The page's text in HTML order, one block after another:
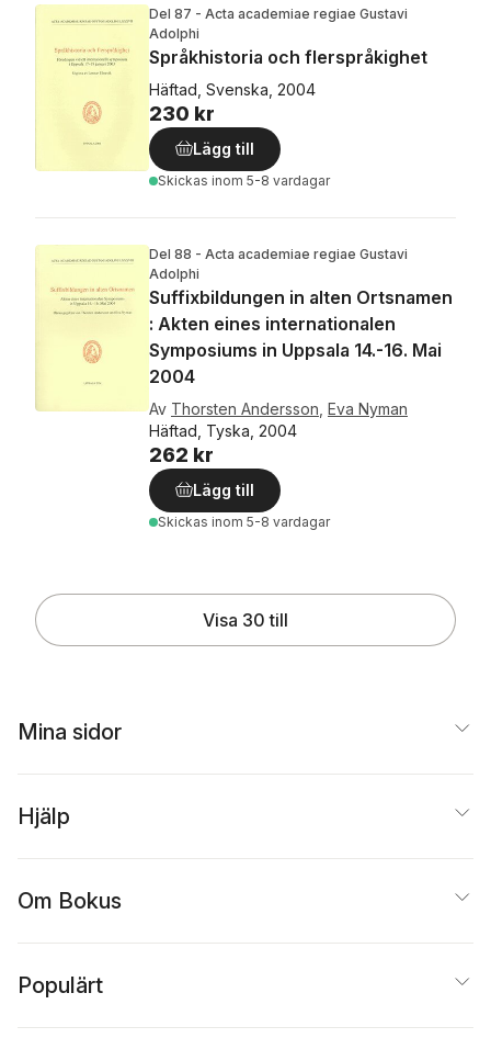
Del 87 - Acta academiae regiae Gustavi
Adolphi
Språkhistoria och flerspråkighet
Häftad, Svenska, 2004
230 kr
Lägg till
Skickas inom 5-8 vardagar
Del 88 - Acta academiae regiae Gustavi
Adolphi
Suffixbildungen in alten Ortsnamen
: Akten eines internationalen
Symposiums in Uppsala 14.-16. Mai
2004
Av Thorsten Andersson Eva Nyman
Häftad, Tyska, 2004
262 kr
Lägg till
Skickas inom 5-8 vardagar
Visa 30 till
Mina sidor
Hjälp
Om Bokus
Populärt